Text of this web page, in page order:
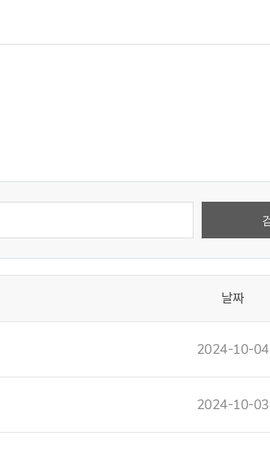
날짜
2024-10-04
2024-10-03